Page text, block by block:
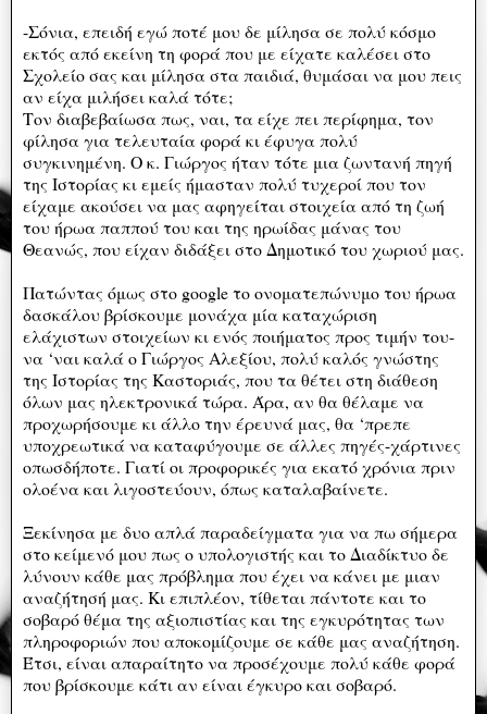
-Σόνια, επειδή εγώ ποτέ μου δε μίλησα σε πολύ κόσμο
εκτός από εκείνη τη φορά που με είχατε καλέσει στο
Σχολείο σας και μίλησα στα παιδιά, θυμάσαι να μου πεις
αν είχα μιλήσει καλά τότε;
Τον διαβεβαίωσα πως, ναι, τα είχε πει περίφημα, τον
φίλησα για τελευταία φορά κι έφυγα πολύ
συγκινημένη. Ο κ. Γιώργος ήταν τότε μια ζωντανή πηγή
της Ιστορίας κι εμείς ήμασταν πολύ τυχεροί που τον
είχαμε ακούσει να μας αφηγείται στοιχεία από τη ζωή
του ήρωα παππού του και της ηρωίδας μάνας του
Θεανώς, που είχαν διδάξει στο Δημοτικό του χωριού μας.
Πατώντας όμως στο google το ονοματεπώνυμο του ήρωα
δασκάλου βρίσκουμε μονάχα μία καταχώριση
ελάχιστων στοιχείων κι ενός ποιήματος προς τιμήν του-
να ‘ναι καλά ο Γιώργος Αλεξίου, πολύ καλός γνώστης
της Ιστορίας της Καστοριάς, που τα θέτει στη διάθεση
όλων μας ηλεκτρονικά τώρα. Άρα, αν θα θέλαμε να
προχωρήσουμε κι άλλο την έρευνά μας, θα ‘πρεπε
υποχρεωτικά να καταφύγουμε σε άλλες πηγές-χάρτινες
οπωσδήποτε. Γιατί οι προφορικές για εκατό χρόνια πριν
ολοένα και λιγοστεύουν, όπως καταλαβαίνετε.
Ξεκίνησα με δυο απλά παραδείγματα για να πω σήμερα
στο κείμενό μου πως ο υπολογιστής και το Διαδίκτυο δε
λύνουν κάθε μας πρόβλημα που έχει να κάνει με μιαν
αναζήτησή μας. Κι επιπλέον, τίθεται πάντοτε και το
σοβαρό θέμα της αξιοπιστίας και της εγκυρότητας των
πληροφοριών που αποκομίζουμε σε κάθε μας αναζήτηση.
Έτσι, είναι απαραίτητο να προσέχουμε πολύ κάθε φορά
που βρίσκουμε κάτι αν είναι έγκυρο και σοβαρό.